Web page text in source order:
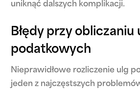
uniknąć dalszych komplikacji.
Błędy przy obliczaniu
podatkowych
Nieprawidłowe rozliczenie ulg
jeden z najczęstszych